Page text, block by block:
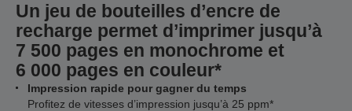
Un jeu de bouteilles d’encre de
recharge permet d’imprimer jusqu’à
7 500 pages en monochrome et
6 000 pages en couleur*
Impression rapide pour gagner du temps
Profitez de vitesses d’impression jusqu’à 25 ppm*